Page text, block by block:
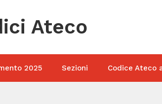
Ateco
2025 Sezioni Codice Ateco